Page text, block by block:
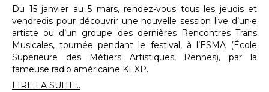
Du 15 janvier au 5 mars, rendez-vous tous les jeudis et
vendredis pour découvrir une nouvelle session live d’un·e
artiste ou d’un groupe des dernières Rencontres Trans
Musicales, tournée pendant le festival, à l’ESMA (École
Supérieure des Métiers Artistiques, Rennes), par la
fameuse radio américaine KEXP.
LIRE LA SUITE...